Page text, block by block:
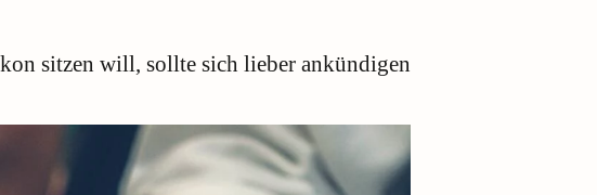
sitzen will, sollte sich lieber ankündigen